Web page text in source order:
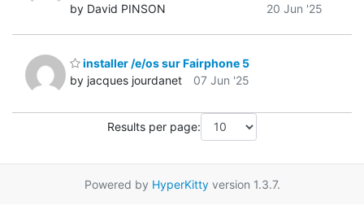
by David PINSON
20 Jun '25
installer /e/os sur Fairphone 5
by jacques jourdanet
07 Jun '25
Results per page:
Powered by HyperKittyversion 1.3.7.